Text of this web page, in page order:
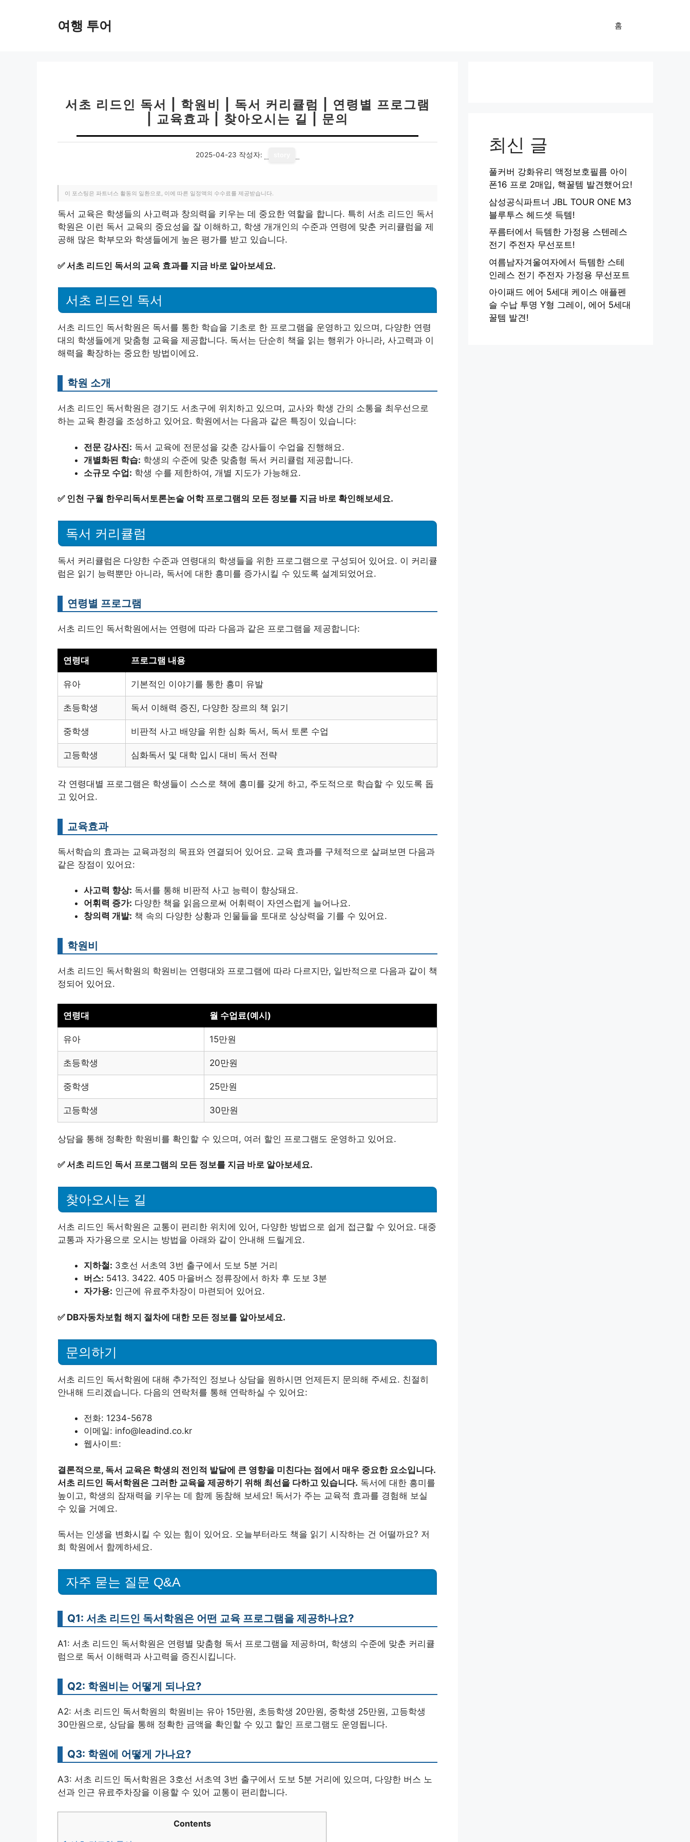
여행 투어 홈
서초 리드인 독서 | 학원비 | 독서 커리큘럼 | 연령별 프로그램
| 교육효과 | 찾아오시는 길 | 문의
2025-04-23 작성자:
이 포스팅은 파트너스 활동의 일환으로, 이에 따른 일정액의 수수료를 제공받습니다.
독서 교육은 학생들의 사고력과 창의력을 키우는 데 중요한 역할을 합니다. 특히 서초 리드인 독서
학원은 이런 독서 교육의 중요성을 잘 이해하고, 학생 개개인의 수준과 연령에 맞춘 커리큘럼을 제
공해 많은 학부모와 학생들에게 높은 평가를 받고 있습니다.
✅서초 리드인 독서의 교육 효과를 지금 바로 알아보세요.
서초 리드인 독서
서초 리드인 독서학원은 독서를 통한 학습을 기초로 한 프로그램을 운영하고 있으며, 다양한 연령
대의 학생들에게 맞춤형 교육을 제공합니다. 독서는 단순히 책을 읽는 행위가 아니라, 사고력과 이
해력을 확장하는 중요한 방법이에요.
학원 소개
서초 리드인 독서학원은 경기도 서초구에 위치하고 있으며, 교사와 학생 간의 소통을 최우선으로
하는 교육 환경을 조성하고 있어요. 학원에서는 다음과 같은 특징이 있습니다:
전문 강사진: 독서 교육에 전문성을 갖춘 강사들이 수업을 진행해요.
개별화된 학습: 학생의 수준에 맞춘 맞춤형 독서 커리큘럼 제공합니다.
소규모 수업: 학생 수를 제한하여, 개별 지도가 가능해요.
✅ 인천 구월 한우리독서토론논술 어학 프로그램의 모든 정보를 지금 바로 확인해보세요.
독서 커리큘럼
독서 커리큘럼은 다양한 수준과 연령대의 학생들을 위한 프로그램으로 구성되어 있어요. 이 커리큘
럼은 읽기 능력뿐만 아니라, 독서에 대한 흥미를 증가시킬 수 있도록 설계되었어요.
연령별 프로그램
서초 리드인 독서학원에서는 연령에 따라 다음과 같은 프로그램을 제공합니다:
연령대 프로그램 내용
유아 기본적인 이야기를 통한 흥미 유발
초등학생 독서 이해력 증진, 다양한 장르의 책 읽기
중학생 비판적 사고 배양을 위한 심화 독서, 독서 토론 수업
고등학생 심화독서 및 대학 입시 대비 독서 전략
각 연령대별 프로그램은 학생들이 스스로 책에 흥미를 갖게 하고, 주도적으로 학습할 수 있도록 돕
고 있어요.
교육효과
독서학습의 효과는 교육과정의 목표와 연결되어 있어요. 교육 효과를 구체적으로 살펴보면 다음과
같은 장점이 있어요:
사고력 향상: 독서를 통해 비판적 사고 능력이 향상돼요.
어휘력 증가: 다양한 책을 읽음으로써 어휘력이 자연스럽게 늘어나요.
창의력 개발: 책 속의 다양한 상황과 인물들을 토대로 상상력을 기를 수 있어요.
학원비
서초 리드인 독서학원의 학원비는 연령대와 프로그램에 따라 다르지만, 일반적으로 다음과 같이 책
정되어 있어요.
연령대 월 수업료(예시)
유아 15만원
초등학생 20만원
중학생 25만원
고등학생 30만원
상담을 통해 정확한 학원비를 확인할 수 있으며, 여러 할인 프로그램도 운영하고 있어요.
✅서초 리드인 독서 프로그램의 모든 정보를 지금 바로 알아보세요.
찾아오시는 길
서초 리드인 독서학원은 교통이 편리한 위치에 있어, 다양한 방법으로 쉽게 접근할 수 있어요. 대중
교통과 자가용으로 오시는 방법을 아래와 같이 안내해 드릴게요.
지하철: 3호선 서초역 3번 출구에서 도보 5분 거리
버스: 5413. 3422. 405 마을버스 정류장에서 하차 후 도보 3분
자가용: 인근에 유료주차장이 마련되어 있어요.
✅ DB자동차보험 해지 절차에 대한 모든 정보를 알아보세요.
문의하기
서초 리드인 독서학원에 대해 추가적인 정보나 상담을 원하시면 언제든지 문의해 주세요. 친절히
안내해 드리겠습니다. 다음의 연락처를 통해 연락하실 수 있어요:
전화: 1234-5678
이메일: info@leadind.co.kr
웹사이트:
결론적으로, 독서 교육은 학생의 전인적 발달에 큰 영향을 미친다는 점에서 매우 중요한 요소입니다.
서초 리드인 독서학원은 그러한 교육을 제공하기 위해 최선을 다하고 있습니다. 독서에 대한 흥미를
높이고, 학생의 잠재력을 키우는 데 함께 동참해 보세요! 독서가 주는 교육적 효과를 경험해 보실
수 있을 거예요.
독서는 인생을 변화시킬 수 있는 힘이 있어요. 오늘부터라도 책을 읽기 시작하는 건 어떨까요? 저
희 학원에서 함께하세요.
자주 묻는 질문 Q&A
Q1: 서초 리드인 독서학원은 어떤 교육 프로그램을 제공하나요?
A1: 서초 리드인 독서학원은 연령별 맞춤형 독서 프로그램을 제공하며, 학생의 수준에 맞춘 커리큘
럼으로 독서 이해력과 사고력을 증진시킵니다.
Q2: 학원비는 어떻게 되나요?
A2: 서초 리드인 독서학원의 학원비는 유아 15만원, 초등학생 20만원, 중학생 25만원, 고등학생
30만원으로, 상담을 통해 정확한 금액을 확인할 수 있고 할인 프로그램도 운영됩니다.
Q3: 학원에 어떻게 가나요?
A3: 서초 리드인 독서학원은 3호선 서초역 3번 출구에서 도보 5분 거리에 있으며, 다양한 버스 노
선과 인근 유료주차장을 이용할 수 있어 교통이 편리합니다.
Contents
최신 글
풀커버 강화유리 액정보호필름 아이
폰16 프로 2매입, 핵꿀템 발견했어요!
삼성공식파트너 JBL TOUR ONE M3
블루투스 헤드셋 득템!
푸름터에서 득템한 가정용 스텐레스
전기 주전자 무선포트!
여름남자겨울여자에서 득템한 스테
인레스 전기 주전자 가정용 무선포트
아이패드 에어 5세대 케이스 애플펜
슬 수납 투명 Y형 그레이, 에어 5세대
꿀템 발견!